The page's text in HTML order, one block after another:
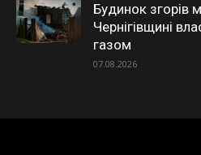
Будинок згорів
Чернігівщині
газом
07.08.2026